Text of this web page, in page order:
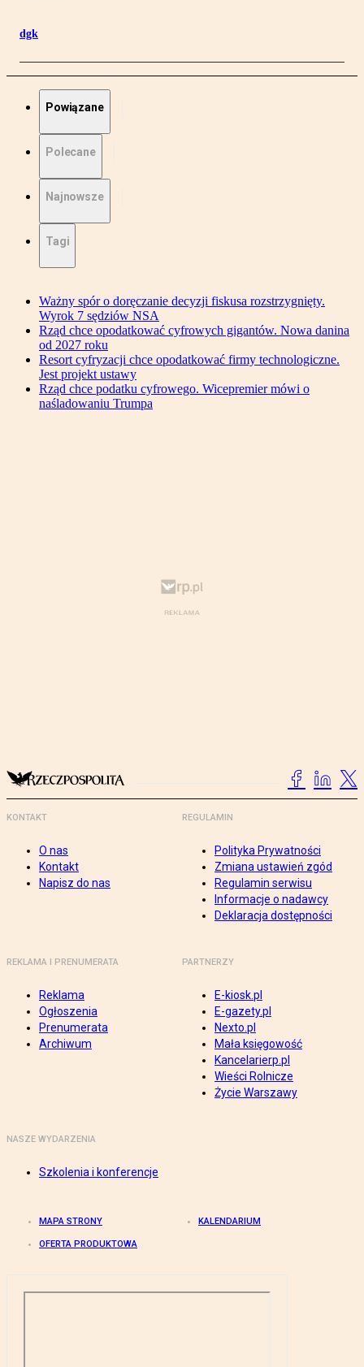
dgk
Powiązane
Polecane
Najnowsze
Tagi
Ważny spór o doręczanie decyzji fiskusa rozstrzygnięty.
Wyrok 7 sędziów NSA
Rząd chce opodatkować cyfrowych gigantów. Nowa danina
od 2027 roku
Resort cyfryzacji chce opodatkować firmy technologiczne.
Jest projekt ustawy
Rząd chce podatku cyfrowego. Wicepremier mówi o
naśladowaniu Trumpa
KONTAKT
O nas
Kontakt
Napisz do nas
REGULAMIN
Polityka Prywatności
Zmiana ustawień zgód
Regulamin serwisu
Informacje o nadawcy
Deklaracja dostępności
REKLAMA I PRENUMERATA
Reklama
Ogłoszenia
Prenumerata
Archiwum
PARTNERZY
E-kiosk.pl
E-gazety.pl
Nexto.pl
Mała księgowość
Kancelarierp.pl
Wieści Rolnicze
Życie Warszawy
NASZE WYDARZENIA
Szkolenia i konferencje
MAPA STRONY KALENDARIUM
OFERTA PRODUKTOWA